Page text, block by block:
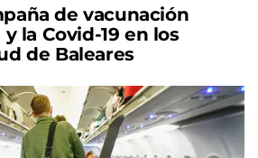
de vacunación
la Covid-19 en los
de Baleares